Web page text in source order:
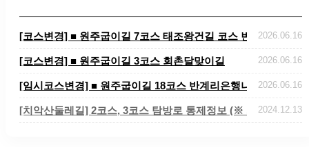
[코스변경] ■ 원주굽이길 7코스 태조왕건길 코스 변경 안내
2026.06.16
[코스변경] ■ 원주굽이길 3코스 회촌달맞이길 2026.06.16
[임시코스변경] ■ 원주굽이길 18코스 반계리은행나무길 임시노
2026.06.16
[치악산둘레길] 2코스, 3코스 탐방로 통제정보 (※ 치악산국립
2024.12.13